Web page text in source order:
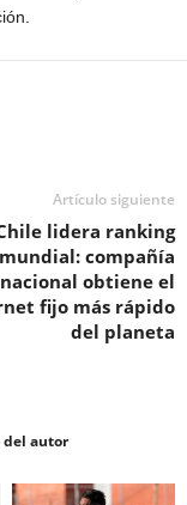
Artículo siguiente
lidera ranking
mundial: compañía
nacional obtiene el
fijo más rápido
del planeta
del autor